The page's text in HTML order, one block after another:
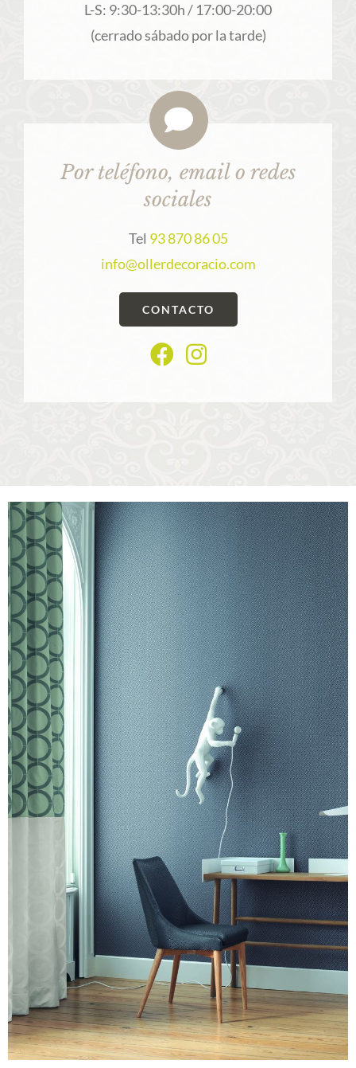
L-S: 9:30-13:30h / 17:00-20:00
(cerrado sábado por la tarde)
Por teléfono, email o redes
sociales
Tel 93 870 86 05
info@ollerdecoracio.com
CONTACTO